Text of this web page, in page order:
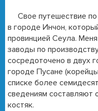
Свое путешествие
в городе Инчон,
провинцией Сеула.
заводы по
сосредоточено в двух
городе Пусане
списке более
сведениям составляют
костяк.